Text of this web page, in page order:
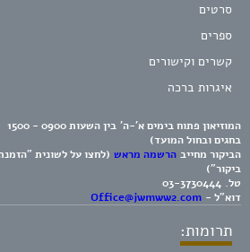
סרטים
ספרים
קשרים וקישורים
איגרות ברכה
בחגים ובחול המועד)
הביקור מחייב הרשמה מראש (לחצו על לשונית
ביקור")
טל. 03-3730444
דוא"ל - Office@jwmww2.com
תרומות: